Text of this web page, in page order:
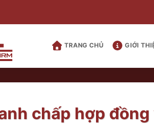
TRANG CHỦ GIỚI
chấp hợp